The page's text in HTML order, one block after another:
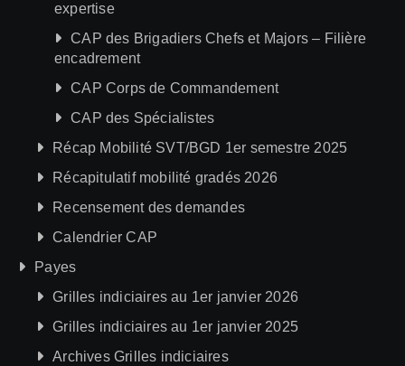
expertise
CAP des Brigadiers Chefs et Majors – Filière
encadrement
CAP Corps de Commandement
CAP des Spécialistes
Récap Mobilité SVT/BGD 1er semestre 2025
Récapitulatif mobilité gradés 2026
Recensement des demandes
Calendrier CAP
Payes
Grilles indiciaires au 1er janvier 2026
Grilles indiciaires au 1er janvier 2025
Archives Grilles indiciaires